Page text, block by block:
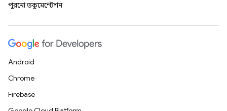
পুরনো ডকুমেন্টেশন
Android
Chrome
Firebase